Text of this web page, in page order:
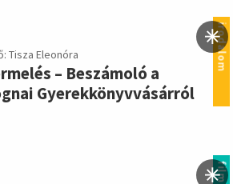
irodalom
Tisza Eleonóra
– Beszámoló a
Gyerekkönyvvásárról
film